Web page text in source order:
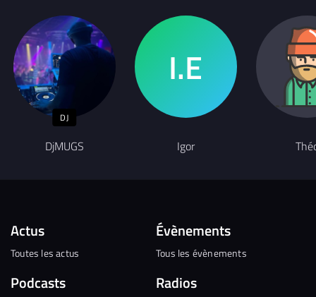
DJ
DjMUGS Igor
Actus
Toutes les actus
Podcasts
Évènements
Tous les évènements
Radios